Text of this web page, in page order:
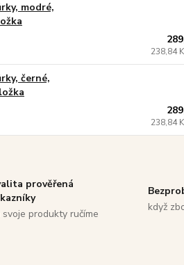
modré,
238,84
černé,
238,84
prověřená
svoje produkty ručíme
když